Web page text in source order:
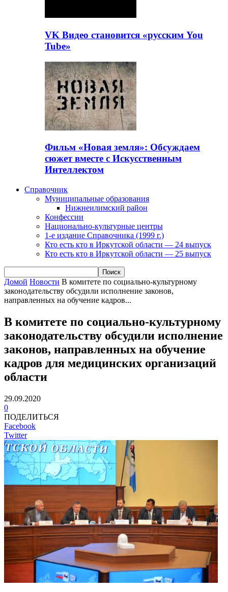
VK Видео становится «русским You
Tube»
Фильм «Новая земля»: Обсуждаем
сюжет вместе с Искусственным
Интеллектом
Справочник
Муниципальные образования
Нижнеилимский район
Конфессии
Национально-культурные центры
1-е издание Справочника (1999 г.)
Кто есть кто в Иркутской области — 24 выпуск
Кто есть кто в Иркутской области — 25 выпуск
Домой Новости В комитете по социально-культурному
законодательству обсудили исполнение законов,
направленных на обучение кадров...
В комитете по социально-культурному
законодательству обсудили исполнение
законов, направленных на обучение
кадров для медицинских организаций
области
29.09.2020
0
ПОДЕЛИТЬСЯ
Facebook
Twitter